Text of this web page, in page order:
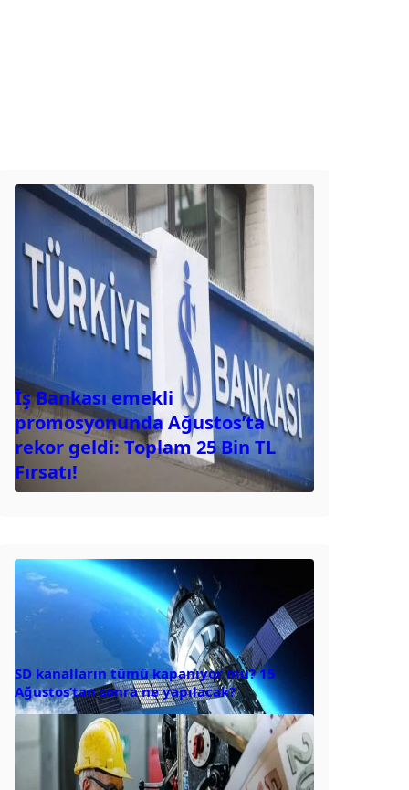
İş Bankası emekli
promosyonunda Ağustos’ta
rekor geldi: Toplam 25 Bin TL
Fırsatı!
SD kanalların tümü kapanıyor mu? 15
Ağustos’tan sonra ne yapılacak?